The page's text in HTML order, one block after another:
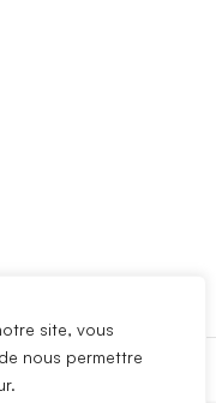
site, vous
nous permettre